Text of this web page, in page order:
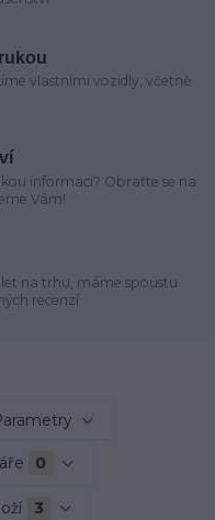
vlastními vozidly, včetně
informaci? Obraťte se na
Vám!
let na trhu, máme spoustu
recenzí
0
3